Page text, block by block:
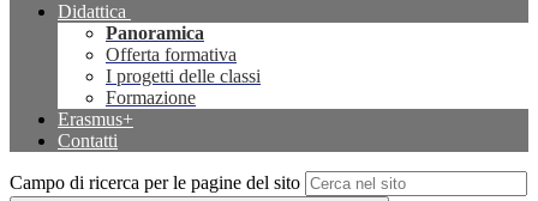
Didattica
Panoramica
Offerta formativa
I progetti delle classi
Formazione
Erasmus+
Contatti
Campo di ricerca per le pagine del sito